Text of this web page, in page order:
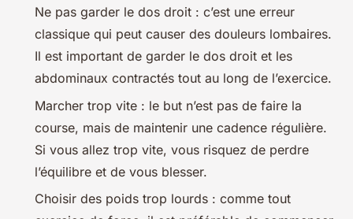
Ne pas garder le dos droit : c’est une erreur
classique qui peut causer des douleurs lombaires.
Il est important de garder le dos droit et les
abdominaux contractés tout au long de l’exercice.
Marcher trop vite : le but n’est pas de faire la
course, mais de maintenir une cadence régulière.
Si vous allez trop vite, vous risquez de perdre
l’équilibre et de vous blesser.
Choisir des poids trop lourds : comme tout